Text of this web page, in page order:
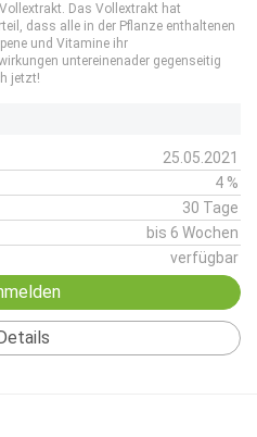
Das Vollextrakt hat
dass alle in der Pflanze enthaltenen
und Vitamine ihr
untereinenader gegenseitig
jetzt!
25.05.2021
4 %
30 Tage
bis 6 Wochen
verfügbar